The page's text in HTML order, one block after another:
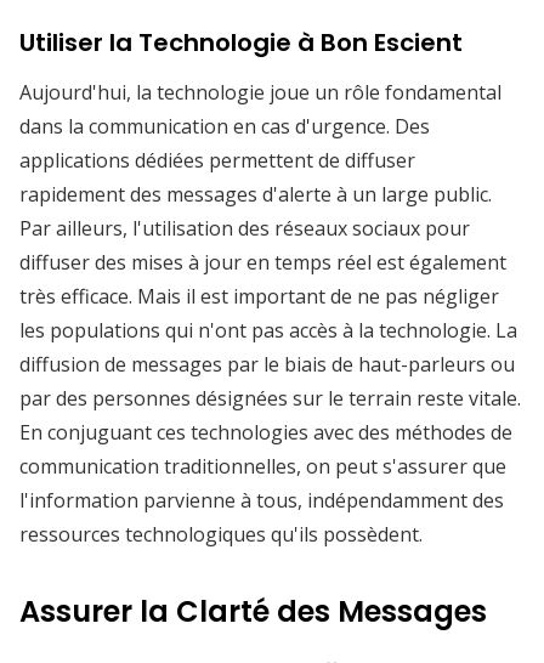
Utiliser la Technologie à Bon Escient
Aujourd'hui, la technologie joue un rôle fondamental
dans la communication en cas d'urgence. Des
applications dédiées permettent de diffuser
rapidement des messages d'alerte à un large public.
Par ailleurs, l'utilisation des réseaux sociaux pour
diffuser des mises à jour en temps réel est également
très efficace. Mais il est important de ne pas négliger
les populations qui n'ont pas accès à la technologie. La
diffusion de messages par le biais de haut-parleurs ou
par des personnes désignées sur le terrain reste vitale.
En conjuguant ces technologies avec des méthodes de
communication traditionnelles, on peut s'assurer que
l'information parvienne à tous, indépendamment des
ressources technologiques qu'ils possèdent.
Assurer la Clarté des Messages